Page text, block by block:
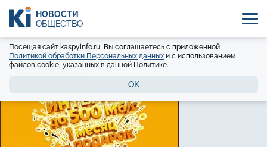
НОВОСТИ
ОБЩЕСТВО
Посещая сайт kaspyinfo.ru, Вы соглашаетесь с приложенной
Политикой обработки Персональных данных и с использованием
файлов cookie, указанных в данной Политике.
OK